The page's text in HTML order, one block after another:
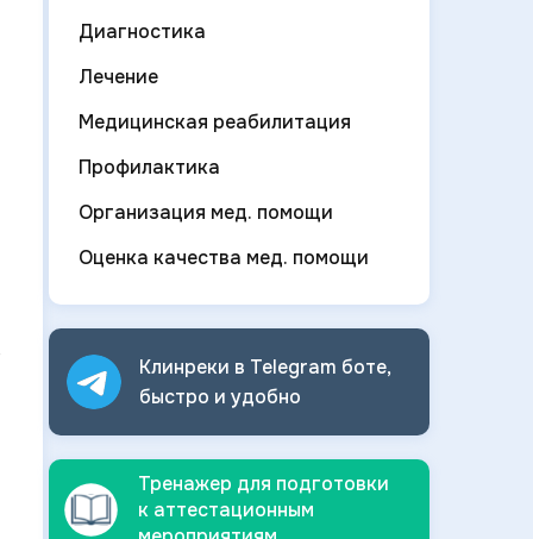
Диагностика
Лечение
Медицинская реабилитация
Профилактика
Организация мед. помощи
Оценка качества мед. помощи
Клинреки в Telegram боте,
быстро и удобно
Тренажер для подготовки
к аттестационным